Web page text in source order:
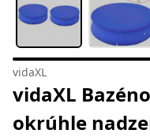
vidaXL
vidaXL
okrúhle